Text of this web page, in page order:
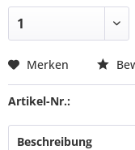
Merken
Artikel-Nr.:
Beschreibung